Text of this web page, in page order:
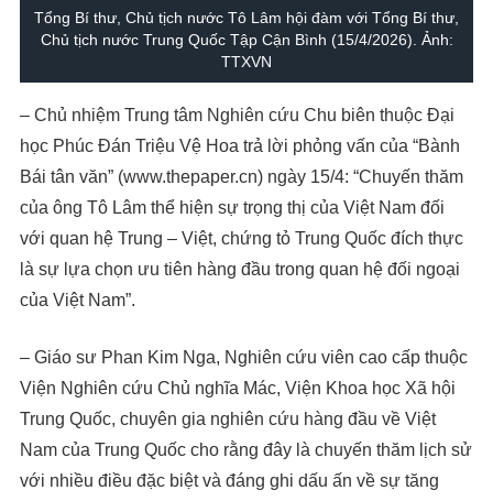
Tổng Bí thư, Chủ tịch nước Tô Lâm hội đàm với Tổng Bí thư,
Chủ tịch nước Trung Quốc Tập Cận Bình (15/4/2026). Ảnh:
TTXVN
– Chủ nhiệm Trung tâm Nghiên cứu Chu biên thuộc Đại
học Phúc Đán Triệu Vệ Hoa trả lời phỏng vấn của “Bành
Bái tân văn” (www.thepaper.cn) ngày 15/4: “Chuyến thăm
của ông Tô Lâm thể hiện sự trọng thị của Việt Nam đối
với quan hệ Trung – Việt, chứng tỏ Trung Quốc đích thực
là sự lựa chọn ưu tiên hàng đầu trong quan hệ đối ngoại
của Việt Nam”.
– Giáo sư Phan Kim Nga, Nghiên cứu viên cao cấp thuộc
Viện Nghiên cứu Chủ nghĩa Mác, Viện Khoa học Xã hội
Trung Quốc, chuyên gia nghiên cứu hàng đầu về Việt
Nam của Trung Quốc cho rằng đây là chuyến thăm lịch sử
với nhiều điều đặc biệt và đáng ghi dấu ấn về sự tăng